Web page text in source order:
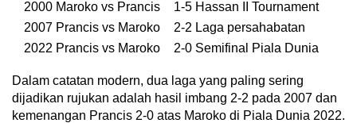
2000 Maroko vs Prancis 1-5 Hassan II Tournament
2007 Prancis vs Maroko 2-2 Laga persahabatan
2022 Prancis vs Maroko 2-0 Semifinal Piala Dunia
Dalam catatan modern, dua laga yang paling sering
dijadikan rujukan adalah hasil imbang 2-2 pada 2007 dan
kemenangan Prancis 2-0 atas Maroko di Piala Dunia 2022.